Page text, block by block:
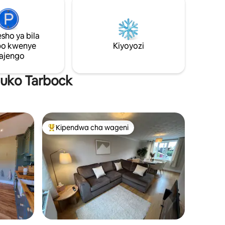
kisasa
ya
sehemu ya nje yenye utulivu.
ya bila
kwenye
Kiyoyozi
Tarbock
Kipendwa maarufu cha wageni
Kipendwa cha wageni